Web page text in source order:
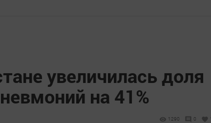
увеличилась доля
на 41%
1290 0